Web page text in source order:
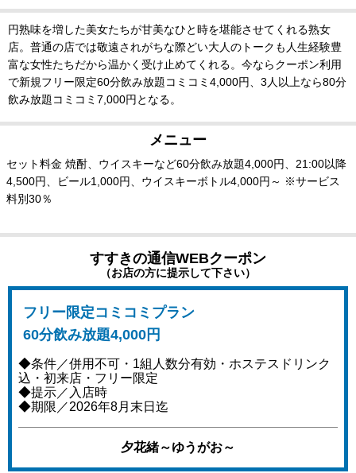
円熟味を増した美女たちが甘美なひと時を堪能させてくれる熟女
店。普通の店では敬遠されがちな際どい大人のトークも人生経験豊
富な女性たちだから温かく受け止めてくれる。今ならクーポン利用
で新規フリー限定60分飲み放題コミコミ4,000円、3人以上なら80分
飲み放題コミコミ7,000円となる。
メニュー
セット料金 焼酎、ウイスキーなど60分飲み放題4,000円、21:00以降
4,500円、ビール1,000円、ウイスキーボトル4,000円～ ※サービス
料別30％
すすきの通信WEBクーポン
（お店の方に提示して下さい）
フリー限定コミコミプラン
60分飲み放題4,000円
◆条件／併用不可・1組人数分有効・ホステスドリンク
込・初来店・フリー限定
◆提示／入店時
◆期限／2026年8月末日迄
夕花緒～ゆうがお～